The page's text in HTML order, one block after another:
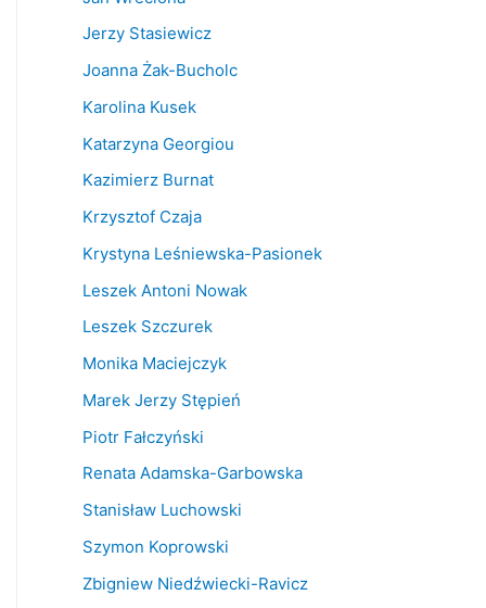
Jerzy Stasiewicz
Joanna Żak-Bucholc
Karolina Kusek
Katarzyna Georgiou
Kazimierz Burnat
Krzysztof Czaja
Krystyna Leśniewska-Pasionek
Leszek Antoni Nowak
Leszek Szczurek
Monika Maciejczyk
Marek Jerzy Stępień
Piotr Fałczyński
Renata Adamska-Garbowska
Stanisław Luchowski
Szymon Koprowski
Zbigniew Niedźwiecki-Ravicz